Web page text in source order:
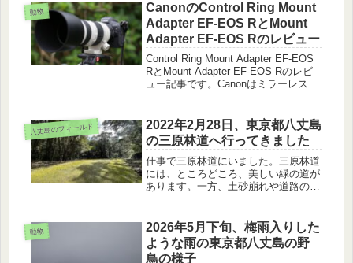
動物
CanonのControl Ring Mount
Adapter EF-EOS RとMount
Adapter EF-EOS Rのレビュー
Control Ring Mount Adapter EF-EOS
RとMount Adapter EF-EOS Rのレビ
ュー記事です。Canonはミラーレスに
で使えます。
八丈島のフィールド
2022年2月28日、東京都八丈島
の三原林道へ行ってきました
仕事で三原林道にいました。三原林道
には、ところどころ、美しい緑の道が
あります。一方、土砂崩れや道路の亀
ければならない道でもあります。
動物
2026年5月下旬、梅雨入りした
ような雨の東京都八丈島の野
鳥の様子